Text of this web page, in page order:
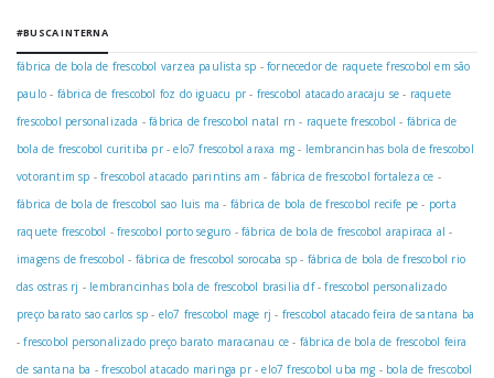
#BUSCA INTERNA
fábrica de bola de frescobol varzea paulista sp -fornecedor de raquete frescobol em são
paulo - fábrica de frescobol foz do iguacu pr - frescobol atacado aracaju se - raquete
frescobol personalizada -fábrica de frescobol natal rn - raquete frescobol - fábrica de
bola de frescobol curitiba pr-elo7 frescobol araxa mg - lembrancinhas bola de frescobol
votorantim sp -frescobol atacado parintins am - fábrica de frescobol fortaleza ce -
fábrica de bola de frescobol sao luis ma - fábrica de bola de frescobol recife pe - porta
raquete frescobol -frescobol porto seguro -fábrica de bola de frescobol arapiraca al -
imagens de frescobol - fábrica de frescobol sorocaba sp - fábrica de bola de frescobol rio
das ostras rj - lembrancinhas bola de frescobol brasilia df-frescobol personalizado
preço barato sao carlos sp - elo7 frescobol mage rj - frescobol atacado feira de santana ba
-frescobol personalizado preço barato maracanau ce - fábrica de bola de frescobol feira
de santana ba -frescobol atacado maringa pr-elo7 frescobol uba mg - bola de frescobol